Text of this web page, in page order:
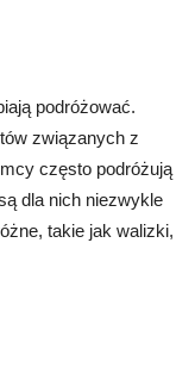
podróżować.
związanych z
często podróżują
dla nich niezwykle
takie jak walizki,